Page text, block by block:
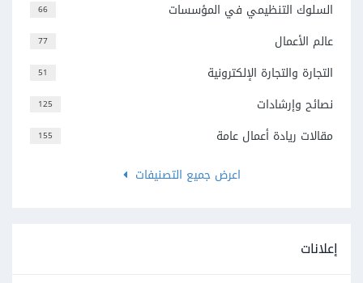
66 السلوك التنظيمي في المؤسسات
77 عالم الأعمال
51 التجارة والتجارة الإلكترونية
125 نصائح وإرشادات
155
مقالات ريادة أعمال عامة
اعرض جميع التصنيفات
إعلانات